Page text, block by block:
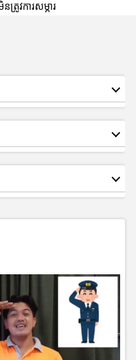
ត្រូវការសម្ភារ